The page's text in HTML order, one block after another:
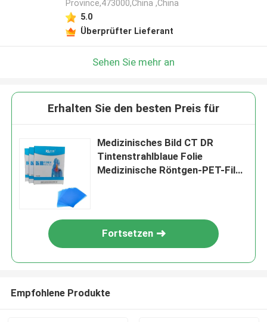
Province,473000,China ,China
5.0
Überprüfter Lieferant
Sehen Sie mehr an
Erhalten Sie den besten Preis für
Medizinisches Bild CT DR
Tintenstrahlblaue Folie
Medizinische Röntgen-PET-Film
Fortsetzen
Empfohlene Produkte